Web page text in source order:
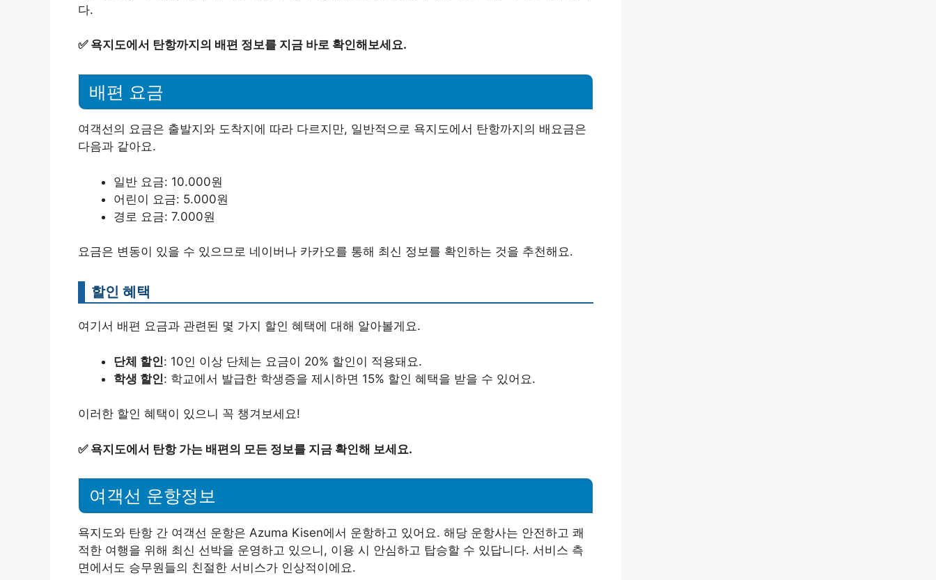
다.
✅ 욕지도에서 탄항까지의 배편 정보를 지금 바로 확인해보세요.
배편 요금
여객선의 요금은 출발지와 도착지에 따라 다르지만, 일반적으로 욕지도에서 탄항까지의 배요금은
다음과 같아요.
일반 요금: 10.000원
어린이 요금: 5.000원
경로 요금: 7.000원
요금은 변동이 있을 수 있으므로 네이버나 카카오를 통해 최신 정보를 확인하는 것을 추천해요.
할인 혜택
여기서 배편 요금과 관련된 몇 가지 할인 혜택에 대해 알아볼게요.
단체 할인: 10인 이상 단체는 요금이 20% 할인이 적용돼요.
학생 할인: 학교에서 발급한 학생증을 제시하면 15% 할인 혜택을 받을 수 있어요.
이러한 할인 혜택이 있으니 꼭 챙겨보세요!
✅ 욕지도에서 탄항 가는 배편의 모든 정보를 지금 확인해 보세요.
여객선 운항정보
욕지도와 탄항 간 여객선 운항은 Azuma Kisen에서 운항하고 있어요. 해당 운항사는 안전하고 쾌
적한 여행을 위해 최신 선박을 운영하고 있으니, 이용 시 안심하고 탑승할 수 있답니다. 서비스 측
면에서도 승무원들의 친절한 서비스가 인상적이에요.